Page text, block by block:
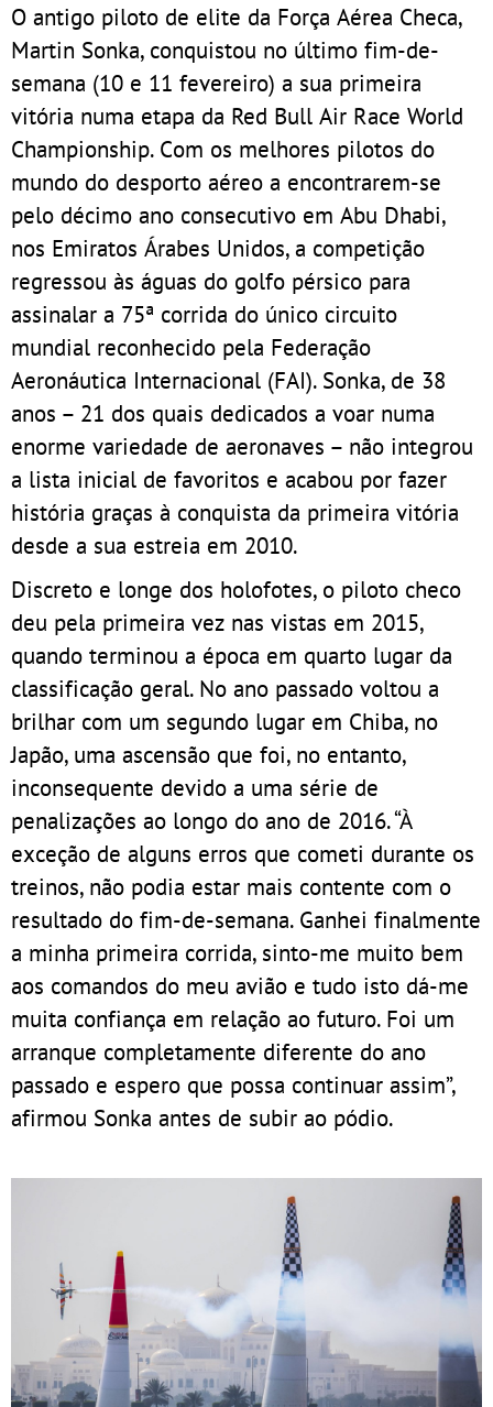
O antigo piloto de elite da Força Aérea Checa,
Martin Sonka, conquistou no último fim-de-
semana (10 e 11 fevereiro) a sua primeira
vitória numa etapa da Red Bull Air Race World
Championship. Com os melhores pilotos do
mundo do desporto aéreo a encontrarem-se
pelo décimo ano consecutivo em Abu Dhabi,
nos Emiratos Árabes Unidos, a competição
regressou às águas do golfo pérsico para
assinalar a 75ª corrida do único circuito
mundial reconhecido pela Federação
Aeronáutica Internacional (FAI). Sonka, de 38
anos – 21 dos quais dedicados a voar numa
enorme variedade de aeronaves – não integrou
a lista inicial de favoritos e acabou por fazer
história graças à conquista da primeira vitória
desde a sua estreia em 2010.
Discreto e longe dos holofotes, o piloto checo
deu pela primeira vez nas vistas em 2015,
quando terminou a época em quarto lugar da
classificação geral. No ano passado voltou a
brilhar com um segundo lugar em Chiba, no
Japão, uma ascensão que foi, no entanto,
inconsequente devido a uma série de
penalizações ao longo do ano de 2016. “À
exceção de alguns erros que cometi durante os
treinos, não podia estar mais contente com o
resultado do fim-de-semana. Ganhei finalmente
a minha primeira corrida, sinto-me muito bem
aos comandos do meu avião e tudo isto dá-me
muita confiança em relação ao futuro. Foi um
arranque completamente diferente do ano
passado e espero que possa continuar assim”,
afirmou Sonka antes de subir ao pódio.